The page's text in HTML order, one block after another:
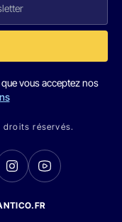
vous acceptez nos
droits réservés.